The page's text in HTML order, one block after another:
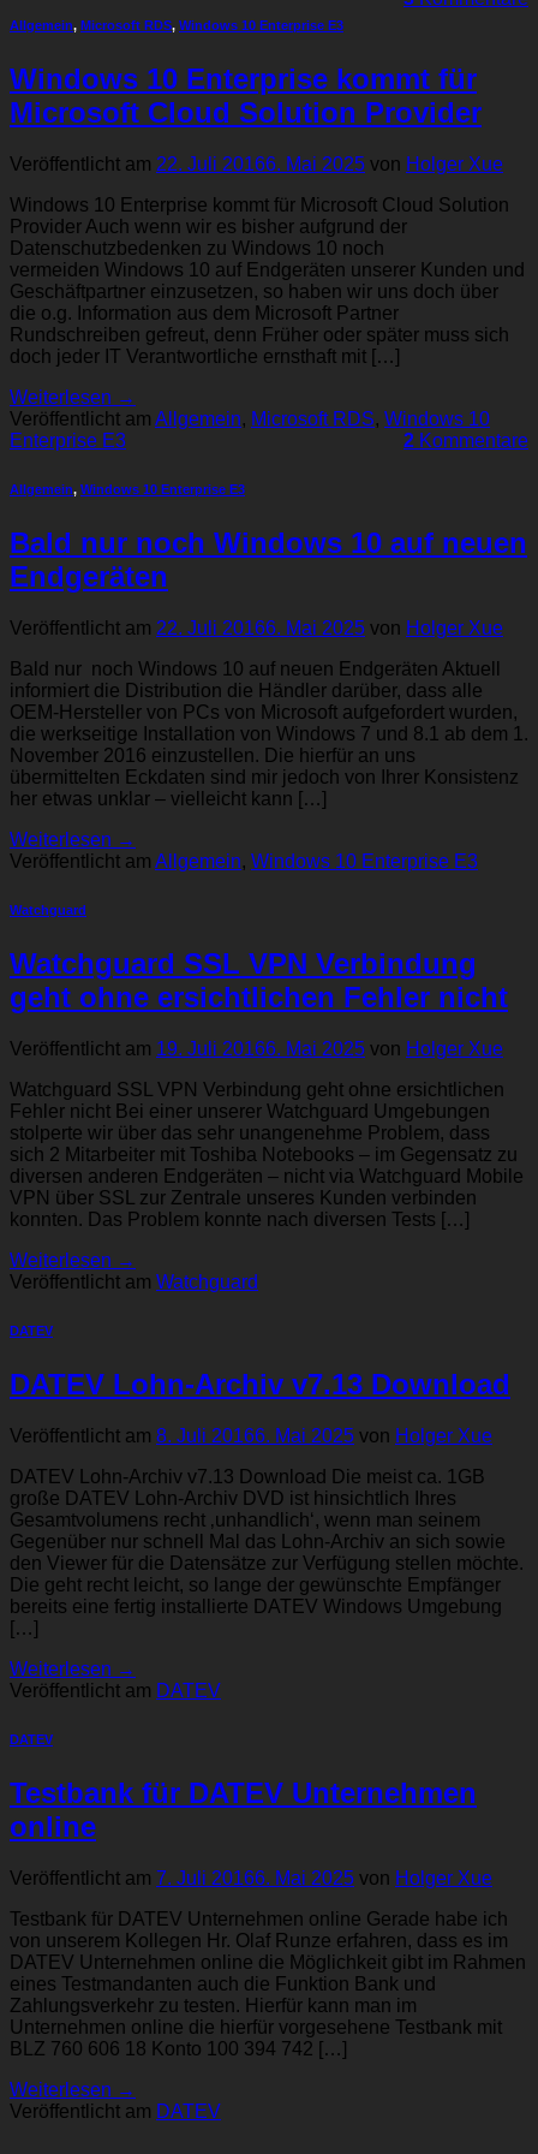
Allgemein, Microsoft RDS, Windows 10 Enterprise E3
Windows 10 Enterprise kommt für
Microsoft Cloud Solution Provider
Veröffentlicht am 22. Juli 20166. Mai 2025 von Holger Xue
Windows 10 Enterprise kommt für Microsoft Cloud Solution
Provider Auch wenn wir es bisher aufgrund der
Datenschutzbedenken zu Windows 10 noch
vermeiden Windows 10 auf Endgeräten unserer Kunden und
Geschäftpartner einzusetzen, so haben wir uns doch über
die o.g. Information aus dem Microsoft Partner
Rundschreiben gefreut, denn Früher oder später muss sich
doch jeder IT Verantwortliche ernsthaft mit […]
Weiterlesen →
Veröffentlicht am Allgemein, Microsoft RDS, Windows 10
Enterprise E3
2 Kommentare
Allgemein, Windows 10 Enterprise E3
Bald nur noch Windows 10 auf neuen
Endgeräten
Veröffentlicht am 22. Juli 20166. Mai 2025 von Holger Xue
Bald nur noch Windows 10 auf neuen Endgeräten Aktuell
informiert die Distribution die Händler darüber, dass alle
OEM-Hersteller von PCs von Microsoft aufgefordert wurden,
die werkseitige Installation von Windows 7 und 8.1 ab dem 1.
November 2016 einzustellen. Die hierfür an uns
übermittelten Eckdaten sind mir jedoch von Ihrer Konsistenz
her etwas unklar – vielleicht kann […]
Weiterlesen →
Veröffentlicht am Allgemein, Windows 10 Enterprise E3
Watchguard
Watchguard SSL VPN Verbindung
geht ohne ersichtlichen Fehler nicht
Veröffentlicht am 19. Juli 20166. Mai 2025 von Holger Xue
Watchguard SSL VPN Verbindung geht ohne ersichtlichen
Fehler nicht Bei einer unserer Watchguard Umgebungen
stolperte wir über das sehr unangenehme Problem, dass
sich 2 Mitarbeiter mit Toshiba Notebooks – im Gegensatz zu
diversen anderen Endgeräten – nicht via Watchguard Mobile
VPN über SSL zur Zentrale unseres Kunden verbinden
konnten. Das Problem konnte nach diversen Tests […]
Weiterlesen →
Veröffentlicht am Watchguard
DATEV
DATEV Lohn-Archiv v7.13 Download
Veröffentlicht am 8. Juli 20166. Mai 2025 von Holger Xue
DATEV Lohn-Archiv v7.13 Download Die meist ca. 1GB
große DATEV Lohn-Archiv DVD ist hinsichtlich Ihres
Gesamtvolumens recht ‚unhandlich‘, wenn man seinem
Gegenüber nur schnell Mal das Lohn-Archiv an sich sowie
den Viewer für die Datensätze zur Verfügung stellen möchte.
Die geht recht leicht, so lange der gewünschte Empfänger
bereits eine fertig installierte DATEV Windows Umgebung
[…]
Weiterlesen →
Veröffentlicht am DATEV
DATEV
Testbank für DATEV Unternehmen
online
Veröffentlicht am 7. Juli 20166. Mai 2025 von Holger Xue
Testbank für DATEV Unternehmen online Gerade habe ich
von unserem Kollegen Hr. Olaf Runze erfahren, dass es im
DATEV Unternehmen online die Möglichkeit gibt im Rahmen
eines Testmandanten auch die Funktion Bank und
Zahlungsverkehr zu testen. Hierfür kann man im
Unternehmen online die hierfür vorgesehene Testbank mit
BLZ 760 606 18 Konto 100 394 742 […]
Weiterlesen →
Veröffentlicht am DATEV